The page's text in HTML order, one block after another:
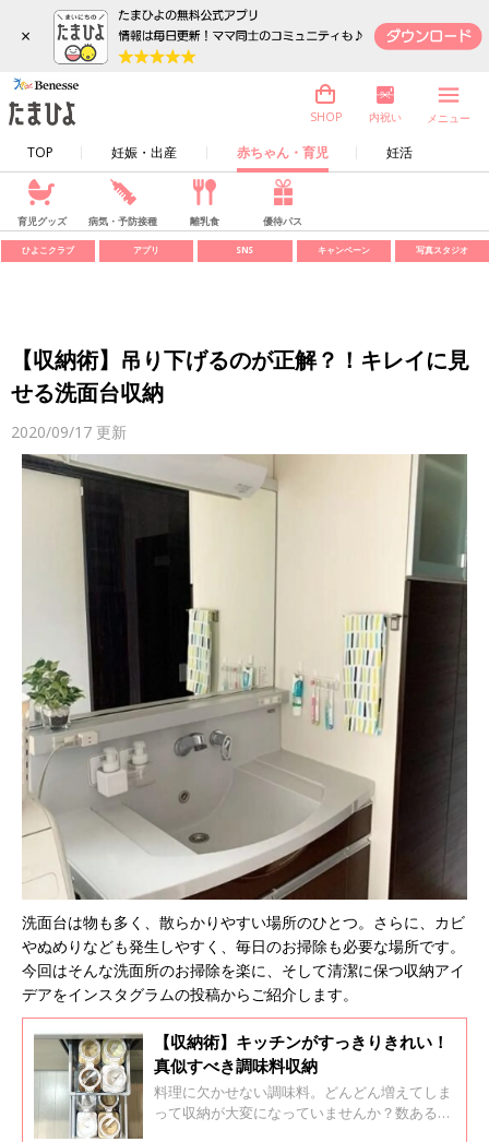
×
TOP 妊娠・出産 赤ちゃん・育児 妊活
SHOP 内祝い メニュー
育児グッズ 病気・予防接種 離乳食 優待パス
ひよこクラブ アプリ SNS キャンペーン 写真スタジオ
【収納術】吊り下げるのが正解？！キレイに見
せる洗面台収納
2020/09/17 更新
洗面台は物も多く、散らかりやすい場所のひとつ。さらに、カビ
やぬめりなども発生しやすく、毎日のお掃除も必要な場所です。
今回はそんな洗面所のお掃除を楽に、そして清潔に保つ収納アイ
デアをインスタグラムの投稿からご紹介します。
【収納術】キッチンがすっきりきれい！
真似すべき調味料収納
料理に欠かせない調味料。どんどん増えてしま
って収納が大変になっていませんか？数ある調